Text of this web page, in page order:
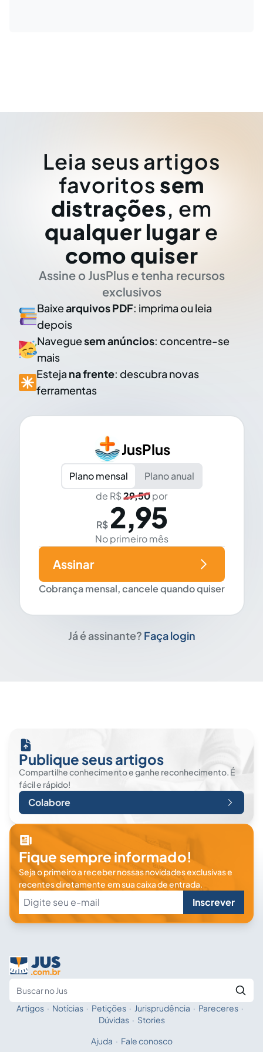
Leia seus artigos
favoritos sem
distrações, em
qualquer lugar e
como quiser
Assine o JusPlus e tenha recursos
exclusivos
Baixearquivos PDF: imprima ou leia
depois
Naveguesem anúncios: concentre-se
mais
Esteja na frente: descubra novas
ferramentas
JusPlus
Plano mensal
Plano anual
de R$29,50por
R$ 2,95
No primeiro mês
Cobrança mensal, cancele quando quiser
Assinar
Já é assinante? Faça login
Publique seus artigos
Compartilhe conhecimento e ganhe reconhecimento. É
fácil e rápido!
Colabore
Fique sempre informado!
Seja o primeiro a receber nossas novidades exclusivas e
recentes diretamente em sua caixa de entrada.
Inscrever
Fale com a IA
Artigos · Notícias · Petições · Jurisprudência · Pareceres ·
Dúvidas · Stories
Ajuda · Fale conosco